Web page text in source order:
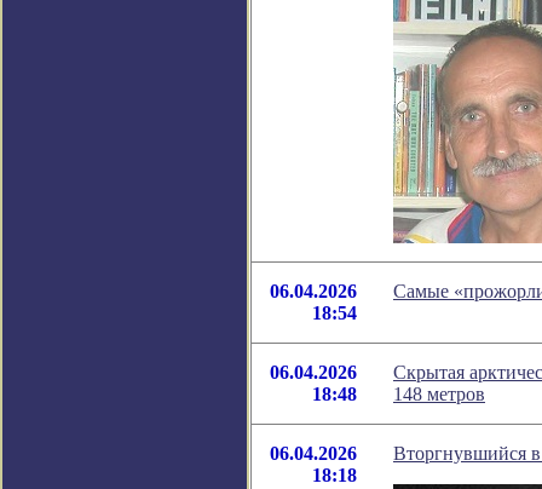
06.04.2026
18:54
Самые
06.04.2026
18:48
Скрытая
148 метров
06.04.2026
18:18
Вторгнувшийся